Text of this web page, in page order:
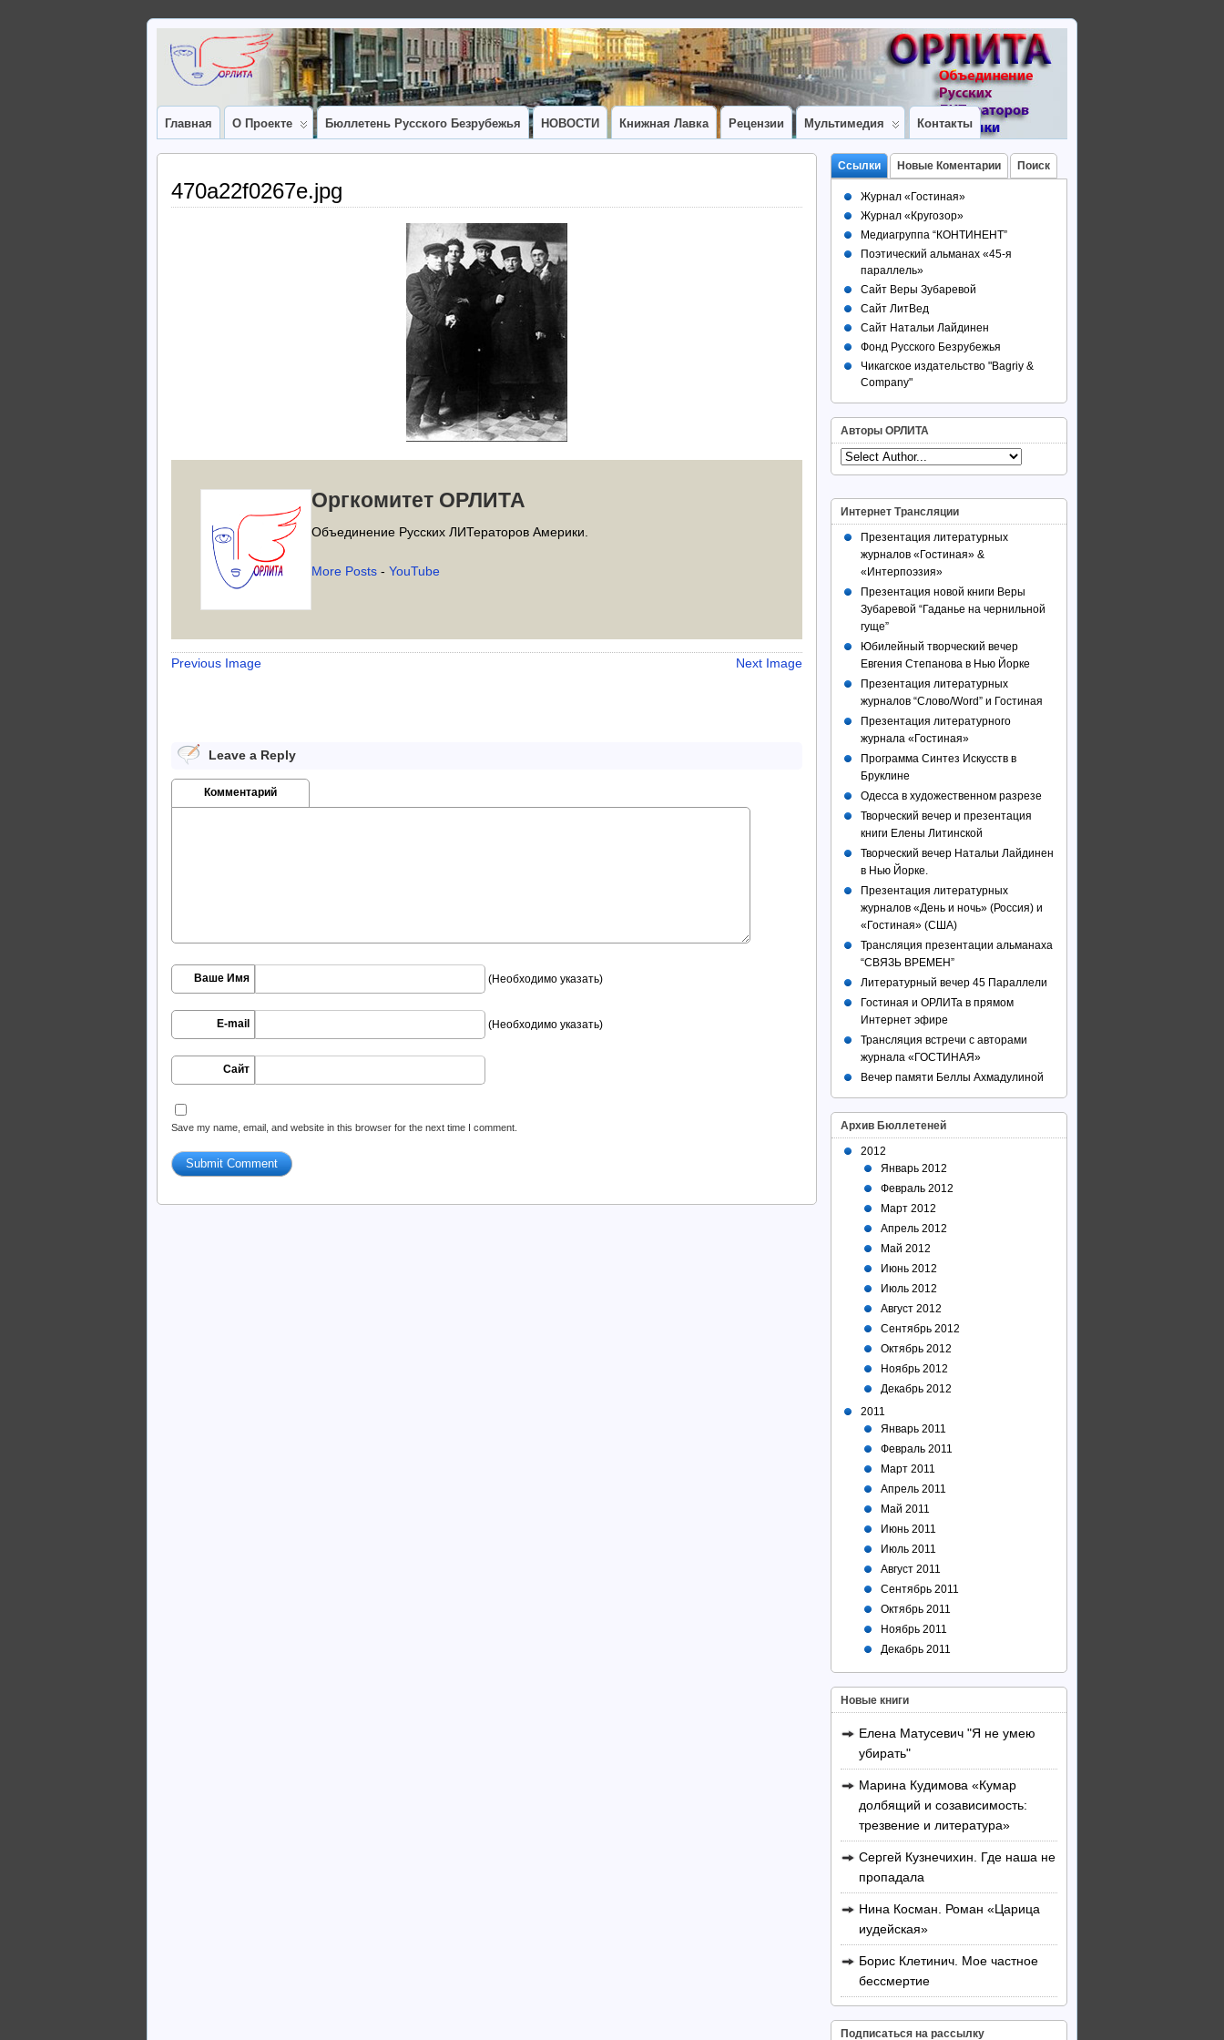
Главная О Проекте Бюллетень Русского Безрубежья НОВОСТИ Книжная Лавка Рецензии Мультимедия Контакты
470a22f0267e.jpg
Оргкомитет ОРЛИТА
Объединение Русских ЛИТераторов Америки.
More Posts - YouTube
Previous Image Next Image
Leave a Reply
Комментарий
Ваше Имя (Необходимо указать)
E-mail (Необходимо указать)
Сайт
Save my name, email, and website in this browser for the next time I comment.
Ссылки Новые Коментарии Поиск
Журнал «Гостиная»
Журнал «Кругозор»
Медиагруппа “КОНТИНЕНТ”
Поэтический альманах «45-я
параллель»
Сайт Веры Зубаревой
Сайт ЛитВед
Сайт Натальи Лайдинен
Фонд Русского Безрубежья
Чикагское издательство "Bagriy &
Company"
Авторы ОРЛИТА
Интернет Трансляции
Презентация литературных
журналов «Гостиная» &
«Интерпоэзия»
Презентация новой книги Веры
Зубаревой “Гаданье на чернильной
гуще”
Юбилейный творческий вечер
Евгения Степанова в Нью Йорке
Презентация литературных
журналов “Слово/Word” и Гостиная
Презентация литературного
журнала «Гостиная»
Программа Синтез Искусств в
Бруклине
Одесса в художественном разрезе
Творческий вечер и презентация
книги Елены Литинской
Творческий вечер Натальи Лайдинен
в Нью Йорке.
Презентация литературных
журналов «День и ночь» (Россия) и
«Гостиная» (США)
Трансляция презентации альманаха
“СВЯЗЬ ВРЕМЕН”
Литературный вечер 45 Параллели
Гостиная и ОРЛИТа в прямом
Интернет эфире
Трансляция встречи с авторами
журнала «ГОСТИНАЯ»
Вечер памяти Беллы Ахмадулиной
Архив Бюллетеней
2012
Январь 2012
Февраль 2012
Март 2012
Апрель 2012
Май 2012
Июнь 2012
Июль 2012
Август 2012
Сентябрь 2012
Октябрь 2012
Ноябрь 2012
Декабрь 2012
2011
Январь 2011
Февраль 2011
Март 2011
Апрель 2011
Май 2011
Июнь 2011
Июль 2011
Август 2011
Сентябрь 2011
Октябрь 2011
Ноябрь 2011
Декабрь 2011
Новые книги
Елена Матусевич "Я не умею
убирать"
Марина Кудимова «Кумар
долбящий и созависимость:
трезвение и литература»
Сергей Кузнечихин. Где наша не
пропадала
Нина Косман. Роман «Царица
иудейская»
Борис Клетинич. Мое частное
бессмертие
Подписаться на рассылку